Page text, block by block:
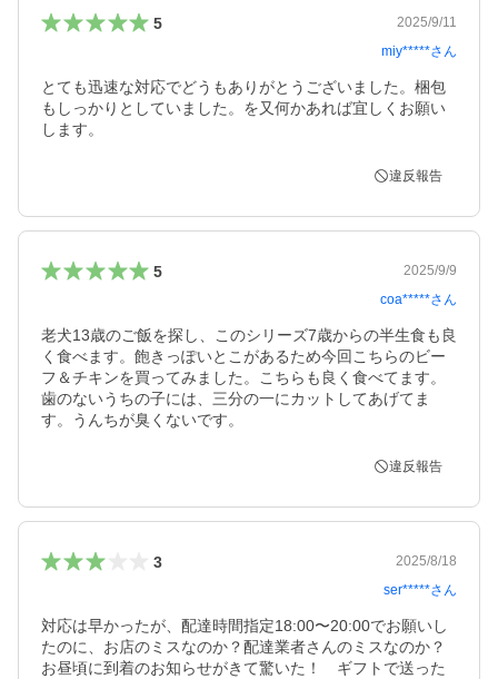
5
2025/9/11
miy*****さん
とても迅速な対応でどうもありがとうございました。梱包
もしっかりとしていました。を又何かあれば宜しくお願い
します。
違反報告
5
2025/9/9
coa*****さん
老犬13歳のご飯を探し、このシリーズ7歳からの半生食も良
く食べます。飽きっぽいとこがあるため今回こちらのビー
フ＆チキンを買ってみました。こちらも良く食べてます。
歯のないうちの子には、三分の一にカットしてあげてま
す。うんちが臭くないです。
違反報告
3
2025/8/18
ser*****さん
対応は早かったが、配達時間指定18:00〜20:00でお願いし
たのに、お店のミスなのか？配達業者さんのミスなのか？
お昼頃に到着のお知らせがきて驚いた！　ギフトで送った